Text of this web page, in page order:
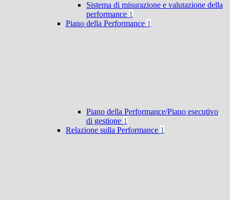
Sistema di misurazione e valutazione della
performance 1
Piano della Performance 1
Piano della Performance/Piano esecutivo
di gestione 1
Relazione sulla Performance 1